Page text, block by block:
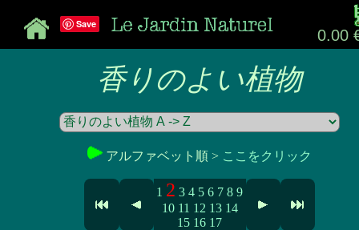
0.00
Save
香りのよい植物
アルファベット順 > ここをクリック
1 2 3 4 5 6 7 8 9
10 11 12 13 14
15 16 17